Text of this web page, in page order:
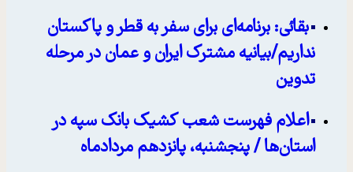
بقائی: برنامه‌ای برای سفر به قطر و پاکستان
نداریم/بیانیه مشترک ایران و عمان در مرحله
تدوین
اعلام فهرست شعب کشیک بانک سپه در
استان‌ها / پنجشنبه، پانزدهم مردادماه